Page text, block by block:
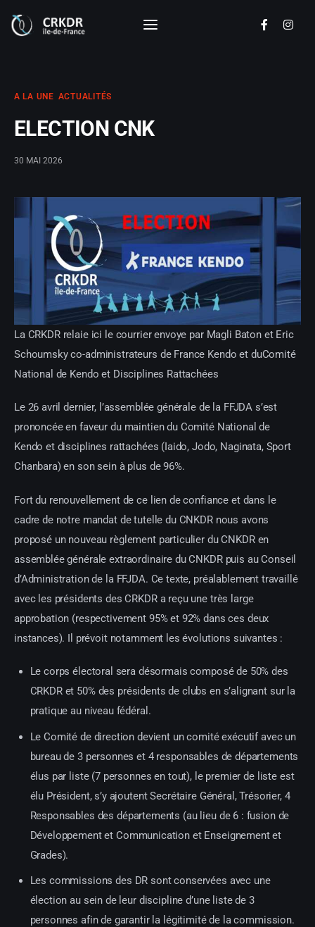
Documents
Les clubs
Le Comité Directeur
A LA UNE ACTUALITÉS
ELECTION CNK
30 MAI 2026
La CRKDR relaie ici le courrier envoye par Magli Baton et Eric
Schoumsky co-administrateurs de France Kendo et duComité
National de Kendo et Disciplines Rattachées
Le 26 avril dernier, l’assemblée générale de la FFJDA s’est
prononcée en faveur du maintien du Comité National de
Kendo et disciplines rattachées (Iaido, Jodo, Naginata, Sport
Chanbara) en son sein à plus de 96%.
Fort du renouvellement de ce lien de confiance et dans le
cadre de notre mandat de tutelle du CNKDR nous avons
proposé un nouveau règlement particulier du CNKDR en
assemblée générale extraordinaire du CNKDR puis au Conseil
d’Administration de la FFJDA. Ce texte, préalablement travaillé
avec les présidents des CRKDR a reçu une très large
approbation (respectivement 95% et 92% dans ces deux
instances). Il prévoit notamment les évolutions suivantes :
Le corps électoral sera désormais composé de 50% des
CRKDR et 50% des présidents de clubs en s’alignant sur la
pratique au niveau fédéral.
Le Comité de direction devient un comité exécutif avec un
bureau de 3 personnes et 4 responsables de départements
élus par liste (7 personnes en tout), le premier de liste est
élu Président, s’y ajoutent Secrétaire Général, Trésorier, 4
Responsables des départements (au lieu de 6 : fusion de
Développement et Communication et Enseignement et
Grades).
Les commissions des DR sont conservées avec une
élection au sein de leur discipline d’une liste de 3
personnes afin de garantir la légitimité de la commission.